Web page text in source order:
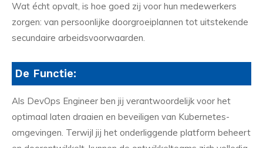
Wat écht opvalt, is hoe goed zij voor hun medewerkers
zorgen: van persoonlijke doorgroeiplannen tot uitstekende
secundaire arbeidsvoorwaarden.
De Functie:
Als DevOps Engineer ben jij verantwoordelijk voor het
optimaal laten draaien en beveiligen van Kubernetes-
omgevingen. Terwijl jij het onderliggende platform beheert